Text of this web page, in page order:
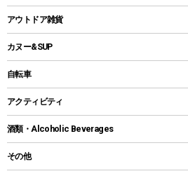
パラソル
テントアクセサリー
ペグ
グランドシート
ガイドロープ
ツール
鉄板、アミ
焚き火台&ストーブ
火起こし
バーベキューツール
クッカーセット
シェラカップ
クッキングツール
ナイフ
カトラリー
コップ付きタイプ
ワンタッチタイプ
プラスチックボトル
ディズニーボトル
クーラーバッグ
ウォータージャグ
保冷剤
アウトドアキャリー
アウトドア雑貨
バックパック&バッグ
リュック、バックパック
トートバッグ、サコッシュ
ショッピングキャリー
その他アウトドア雑貨
カヌー&SUP
インフレータブル
カヤック
パドル
自転車
折りたたみ自転車
スポーツサイクル
シティサイクル
アクティビティ
マリン
ラッシュガード
酒類・Alcoholic Beverages
その他